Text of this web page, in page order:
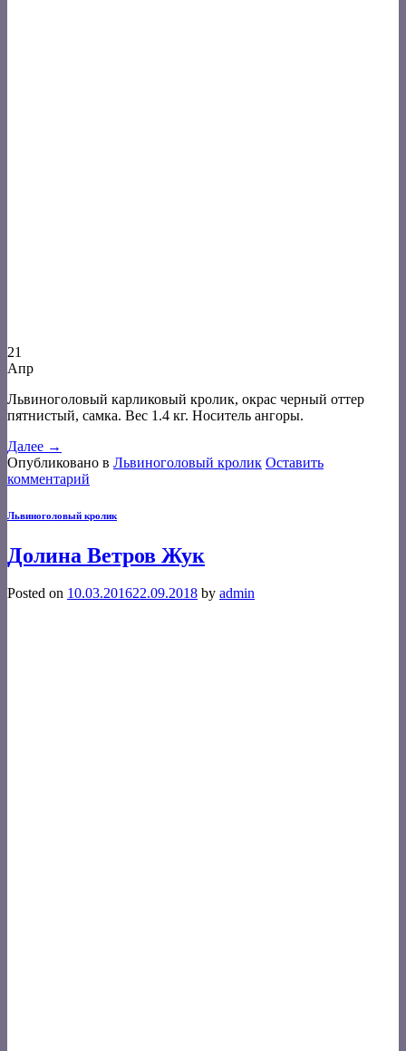
21
Апр
Львиноголовый карликовый кролик, окрас черный оттер
пятнистый, самка. Вес 1.4 кг. Носитель ангоры.
Далее →
Опубликовано в Львиноголовый кролик Оставить
комментарий
Львиноголовый кролик
Долина Ветров Жук
Posted on 10.03.201622.09.2018 by admin